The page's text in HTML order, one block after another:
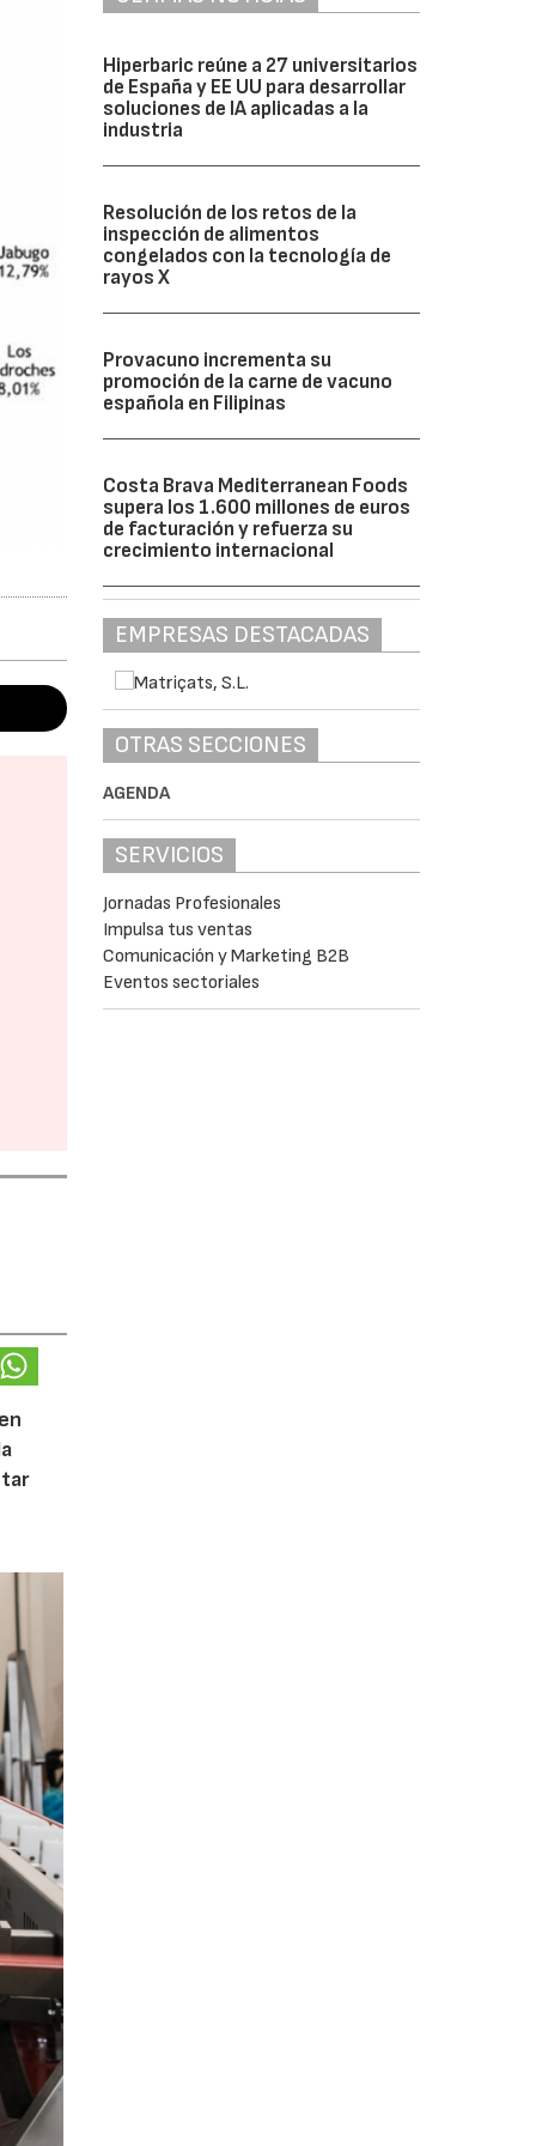
Hiperbaric reúne a 27 universitarios
de España y EE UU para desarrollar
soluciones de IA aplicadas a la
industria
Resolución de los retos de la
inspección de alimentos
congelados con la tecnología de
rayos X
Provacuno incrementa su
promoción de la carne de vacuno
española en Filipinas
Costa Brava Mediterranean Foods
supera los 1.600 millones de euros
de facturación y refuerza su
crecimiento internacional
EMPRESAS DESTACADAS
OTRAS SECCIONES
AGENDA
SERVICIOS
Jornadas Profesionales
Impulsa tus ventas
Comunicación y Marketing B2B
Eventos sectoriales